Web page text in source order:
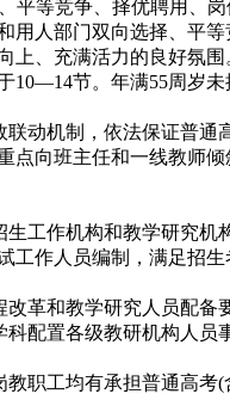
平等竞争、择优聘用、
用人部门双向选择、平
上、充满活力的良好氛
10—14节。年满55周岁
动机制，依法保证普
点向班主任和一线教师
工作机构和教学研究
工作人员编制，满足招
革和教学研究人员配
配置各级教研机构人
职工均有承担普通高